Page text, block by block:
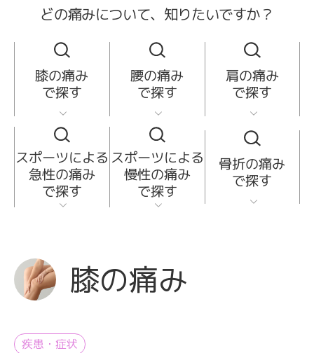
どの痛みについて、 知りたいですか？
膝の痛み
で探す
腰の痛み
で探す
肩の痛み
で探す
スポーツによる
急性の痛み
で探す
スポーツによる
慢性の痛み
で探す
骨折の痛み
で探す
膝の痛み
疾患・症状